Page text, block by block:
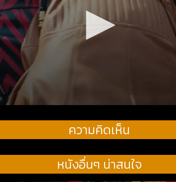
ความคิดเห็น
หนังอื่นๆ น่าสนใจ